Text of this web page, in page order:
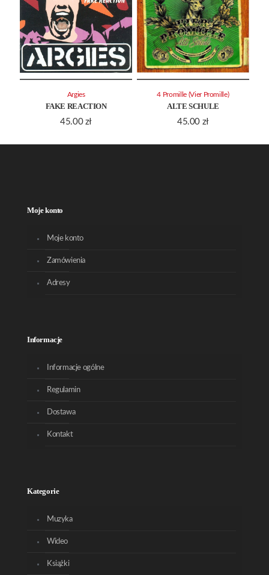
FAKE REACTION
45.00 zł
Argies
ALTE SCHULE
45.00 zł
4 Promille (Vier Promille)
Moje konto
Moje konto
Zamówienia
Adresy
Informacje
Informacje ogólne
Regulamin
Dostawa
Kontakt
Kategorie
Muzyka
Wideo
Książki